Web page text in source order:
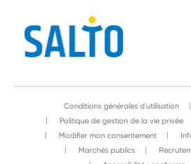
Conditions générales d'utilisation
Politique de gestion de la vie privée
Modifier mon consentement
Marchés publics